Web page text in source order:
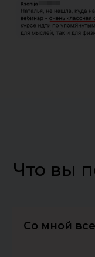
Что вы
Со мной все